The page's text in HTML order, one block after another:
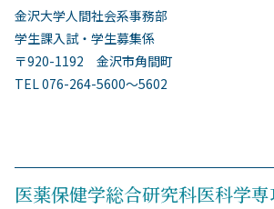
金沢大学人間社会系事務部
学生課入試・学生募集係
〒920-1192 金沢市角間町
TEL 076-264-5600～5602
医薬保健学総合研究科医科学専